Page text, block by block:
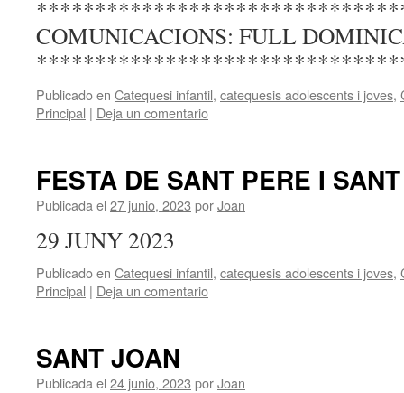
COMUNICACIONS: FULL
Publicado en Catequesi infantil, catequesis adolescents i joves,
Principal | Deja un comentario
FESTA DE SANT PERE I
Publicada el 27 junio, 2023 porJoan
29 JUNY 2023
Publicado en Catequesi infantil, catequesis adolescents i joves,
Principal | Deja un comentario
SANT JOAN
Publicada el 24 junio, 2023 porJoan